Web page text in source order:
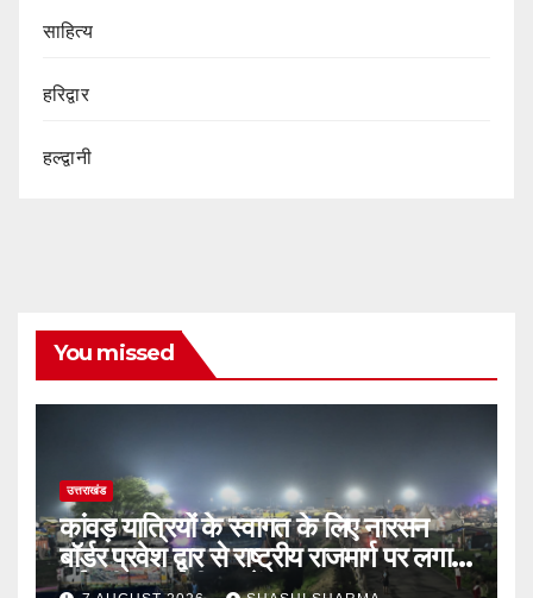
साहित्य
हरिद्वार
हल्द्वानी
You missed
उत्तराखंड
कांवड़ यात्रियों के स्वागत के लिए नारसन
बॉर्डर प्रवेश द्वार से राष्ट्रीय राजमार्ग पर लगाई
गई रंगीन एलईडी लाइटें